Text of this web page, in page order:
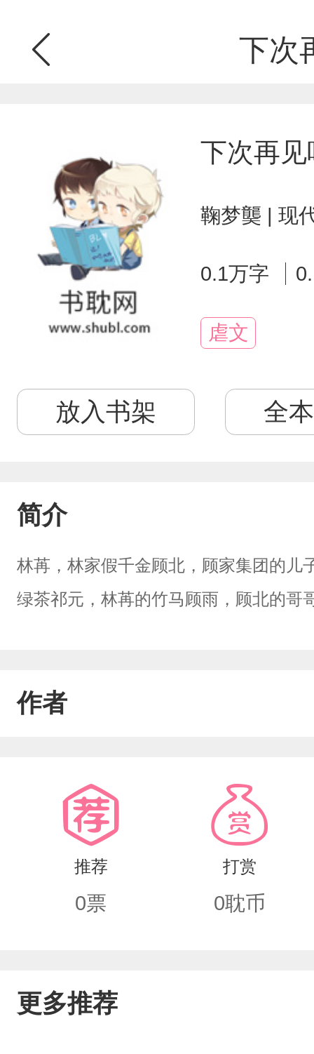
下次
下次再见
鞠梦龑 | 现
0.1万字
虐文
放入书架 全
简介
林苒，林家假千金顾北，顾家集团的儿
绿茶祁元，林苒的竹马顾雨，顾北的哥
作者
推荐
0票
打赏
0耽币
更多推荐